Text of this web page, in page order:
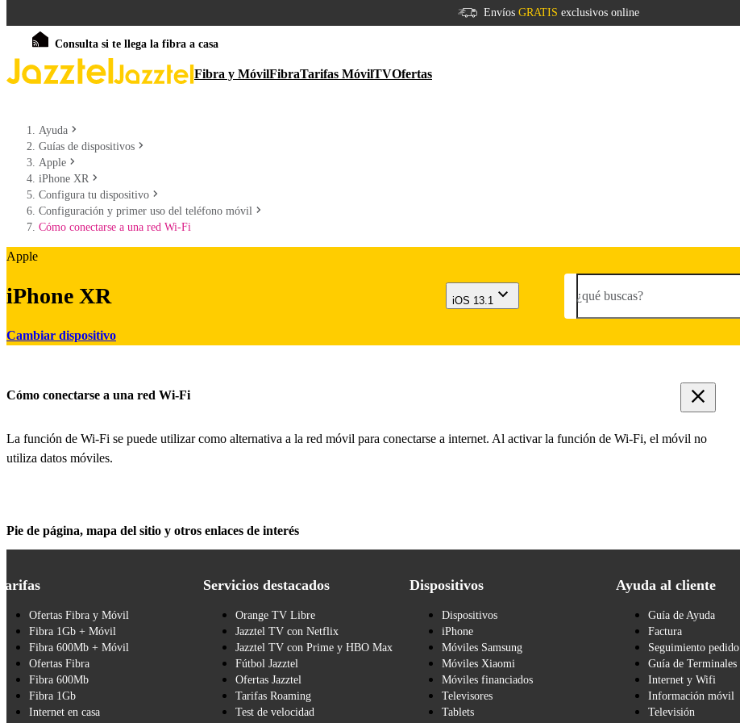
Envíos GRATIS exclusivos online
Consulta si te llega la fibra a casa
Fibra y MóvilFibraTarifas MóvilTVOfertas
Ayuda
Guías de dispositivos
Apple
iPhone XR
Configura tu dispositivo
Configuración y primer uso del teléfono móvil
Cómo conectarse a una red Wi-Fi
Apple
iPhone XR
Cambiar dispositivo
iOS 13.1 ¿qué buscas?
Cómo conectarse a una red Wi-Fi
La función de Wi-Fi se puede utilizar como alternativa a la red móvil para conectarse a internet. Al activar la función de Wi-Fi, el móvil no
utiliza datos móviles.
Pie de página, mapa del sitio y otros enlaces de interés
Ofertas Fibra y Móvil
Fibra 1Gb + Móvil
Fibra 600Mb + Móvil
Ofertas Fibra
Fibra 600Mb
Fibra 1Gb
Internet en casa
Servicios destacados
Orange TV Libre
Jazztel TV con Netflix
Jazztel TV con Prime y HBO Max
Fútbol Jazztel
Ofertas Jazztel
Tarifas Roaming
Test de velocidad
Dispositivos
Dispositivos
iPhone
Móviles Samsung
Móviles Xiaomi
Móviles financiados
Televisores
Tablets
Ayuda al cliente
Guía de Ayuda
Factura
Seguimiento pedido
Guía de Terminales
Internet y Wifi
Información móvil
Televisión